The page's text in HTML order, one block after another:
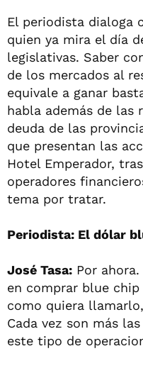
El periodista dialoga
quien ya mira el día
legislativas. Saber
de los mercados al
equivale a ganar
habla además de las
deuda de las
que presentan las
Hotel Emperador,
operadores
tema por tratar.
Periodista: El dólar
José Tasa: Por
en comprar blue
como quiera
Cada vez son más
este tipo de